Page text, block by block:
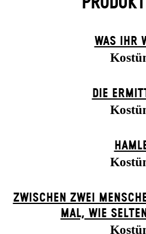
WAS IHR
DIE
ZWISCHEN ZWEI
MAL, WIE